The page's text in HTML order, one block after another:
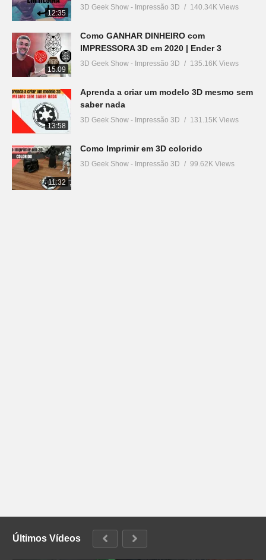
12:35
3D Geek Show - Impressão 3D 140.34K Views
15:09
Como GANHAR DINHEIRO com
IMPRESSORA 3D em 2020 | Ender 3
3D Geek Show - Impressão 3D 135.16K Views
13:58
Aprenda a criar um modelo 3D mesmo sem
saber nada
3D Geek Show - Impressão 3D 131.15K Views
11:32
Como Imprimir em 3D colorido
3D Geek Show - Impressão 3D 99.62K Views
Últimos Vídeos